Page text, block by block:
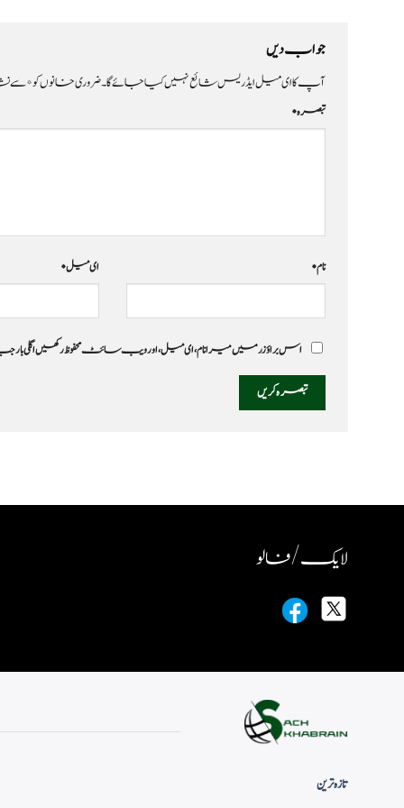
جواب دیں
آپ کا ای میل ایڈریس شائع نہیں کیا جائے گا۔ضروری خانوں کو*سے
تبصرہ*
نام* ای میل*
اس براؤزر میں میرا نام، ای میل، اور ویب سائٹ محفوظ رکھیں اگلی
لایک / فالو
تازہ ترین